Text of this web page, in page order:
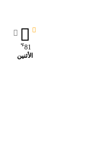
81
℉
الأثنين